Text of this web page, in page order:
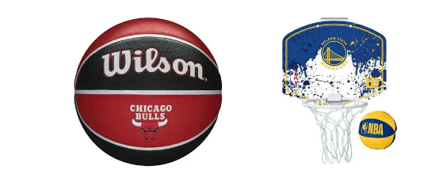
バドミントンラケット
ストリングス・ガット
バドミントンシューズ
バドミントンウェア
シャトル
グリップテープ
バドミ
フィッ
陸上ス
ハンド
ウォー